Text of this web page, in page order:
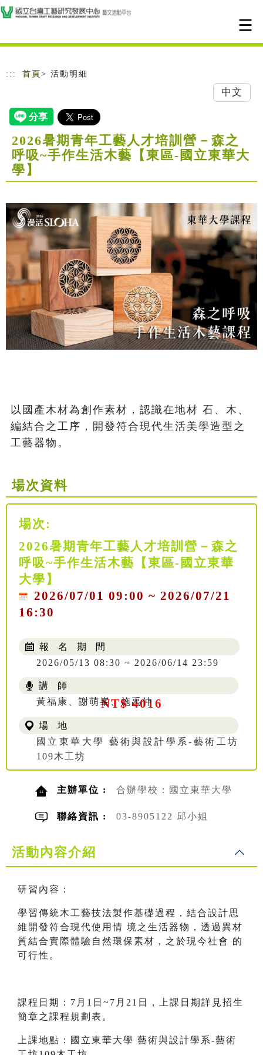
跳到主要內容
網站導覽
::: 首頁 > 活動明細
中文
2026暑期青年工藝人才培訓營－森之
呼吸~手作生活木藝【東區-國立東華大
學】
以國產木材為創作素材，認識在地材 石、木、
編結合之工序，開發符合現代生活美學造型之
工藝器物。
場次資料
場次:
2026暑期青年工藝人才培訓營－森之
呼吸~手作生活木藝【東區-國立東華
大學】
2026/07/01 09:00 ~ 2026/07/21
16:30
NT$ 4016
報 名 期 間
2026/05/13 08:30 ~ 2026/06/14 23:59
講 師
黃福康、謝萌峯、施禹仲
場 地
國立東華大學 藝術與設計學系-藝術工坊
109木工坊
主辦單位 : 合辦學校：國立東華大學
聯絡資訊 : 03-8905122 邱小姐
活動內容介紹
研習內容：
學習傳統木工藝技法製作基礎過程，結合設計思
維開發符合現代使用情 境之生活器物，透過異材
質結合實際體驗自然環保素材，之於現今社會 的
可行性。
課程日期：7月1日~7月21日，上課日期詳見招生
簡章之課程規劃表。
上課地點：國立東華大學 藝術與設計學系-藝術